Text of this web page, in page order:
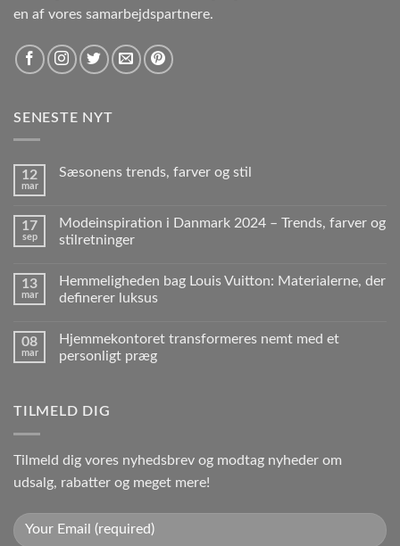
en af vores samarbejdspartnere.
SENESTE NYT
12
mar
Sæsonens trends, farver og stil
17
sep
Modeinspiration i Danmark 2024 – Trends, farver og
stilretninger
13
mar
Hemmeligheden bag Louis Vuitton: Materialerne, der
definerer luksus
08
mar
Hjemmekontoret transformeres nemt med et
personligt præg
TILMELD DIG
Tilmeld dig vores nyhedsbrev og modtag nyheder om
udsalg, rabatter og meget mere!